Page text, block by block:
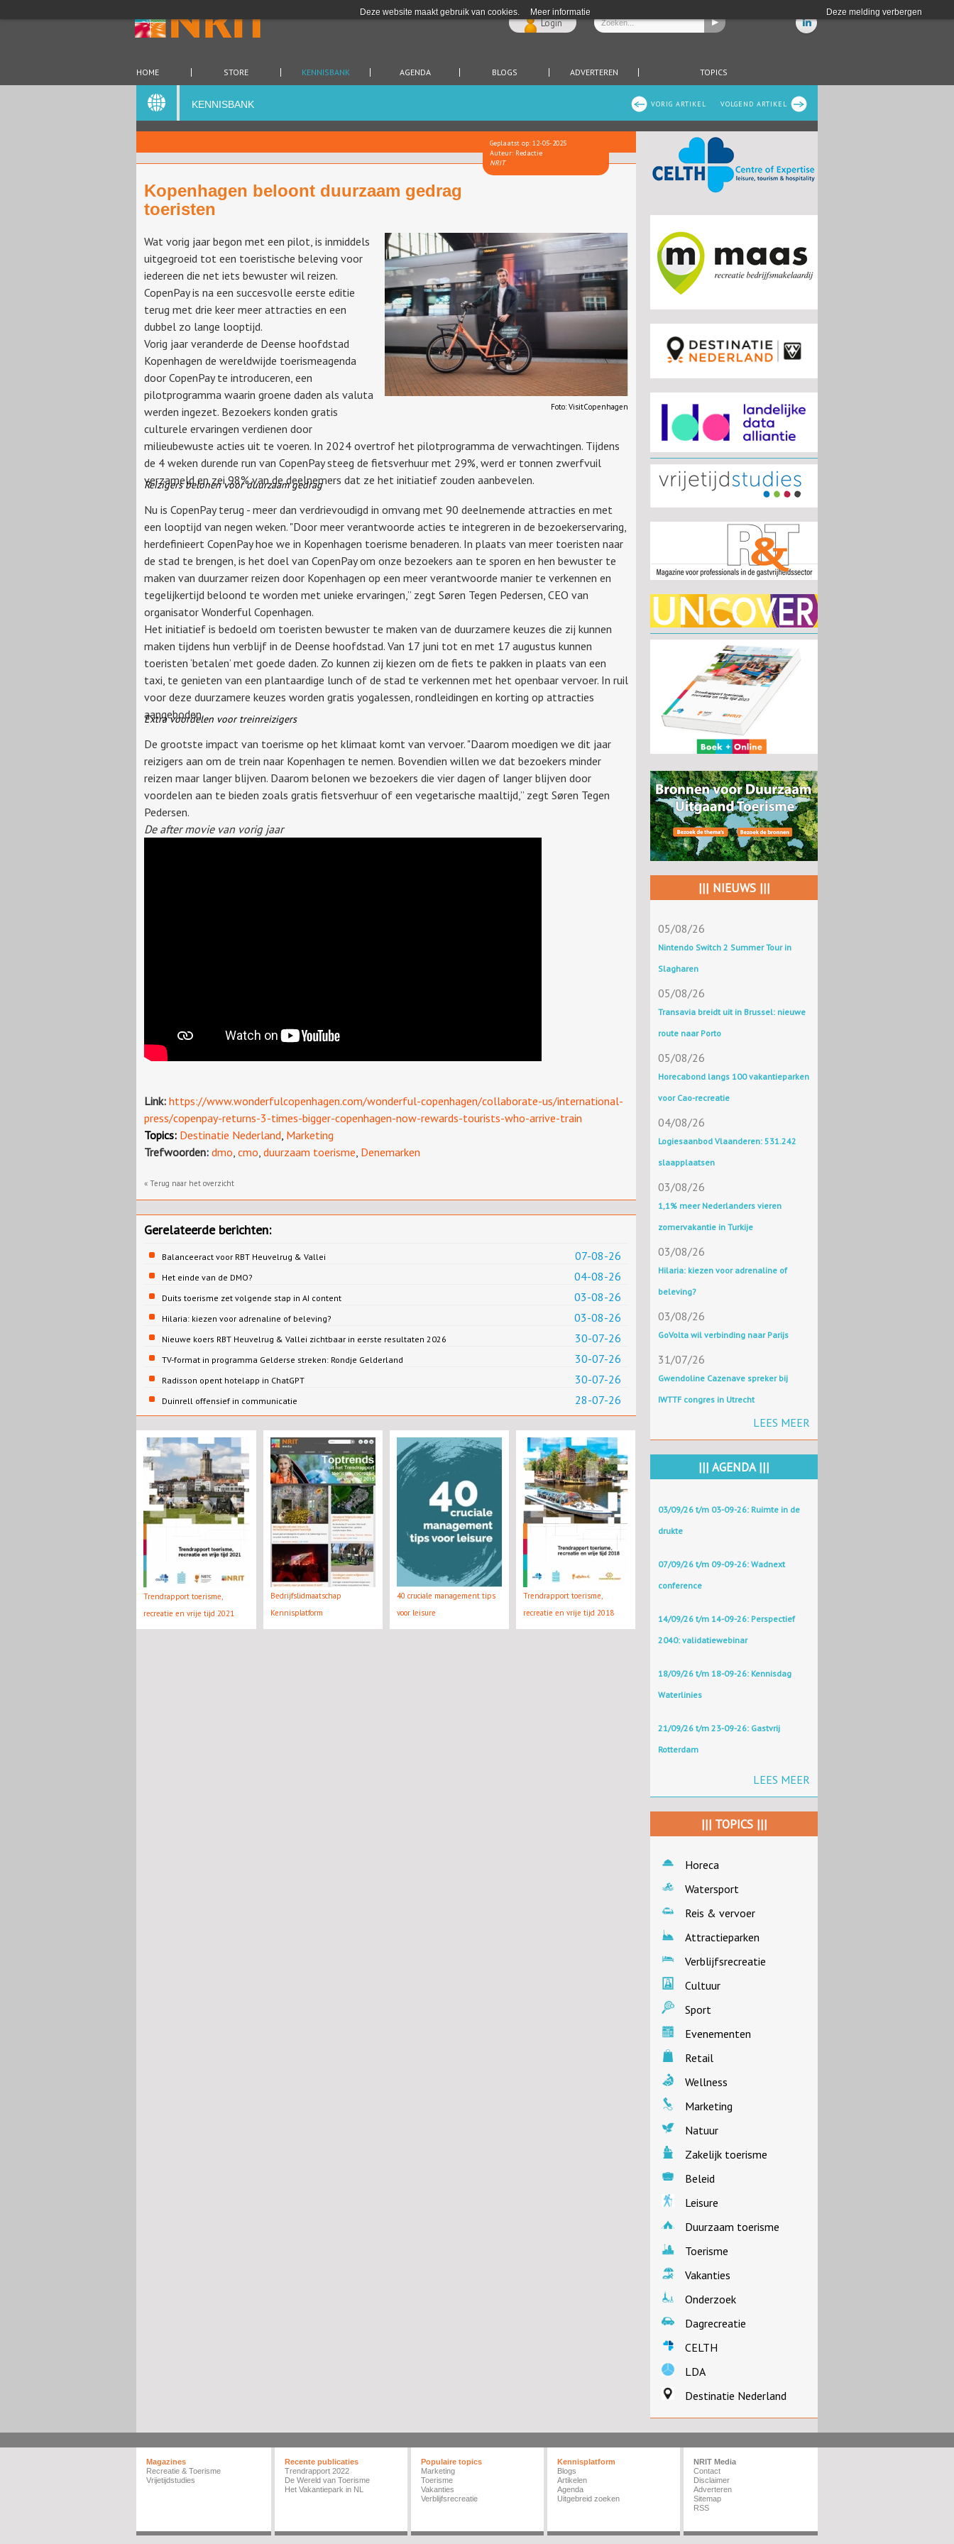
Deze website maakt gebruik van cookies. Meer informatie Deze melding verbergen
Login
HOME STORE KENNISBANK AGENDA BLOGS ADVERTEREN TOPICS
VOLGEND ARTIKEL
VORIG ARTIKEL
KENNISBANK
Geplaatst op: 12-05-2025
Auteur: Redactie
NRIT
Kopenhagen beloont duurzaam gedrag
toeristen
Foto: VisitCopenhagen
Wat vorig jaar begon met een pilot, is inmiddels
uitgegroeid tot een toeristische beleving voor
iedereen die net iets bewuster wil reizen.
CopenPay is na een succesvolle eerste editie
terug met drie keer meer attracties en een
dubbel zo lange looptijd.
Vorig jaar veranderde de Deense hoofdstad
Kopenhagen de wereldwijde toerismeagenda
door CopenPay te introduceren, een
pilotprogramma waarin groene daden als valuta
werden ingezet. Bezoekers konden gratis
culturele ervaringen verdienen door
milieubewuste acties uit te voeren. In 2024 overtrof het pilotprogramma de verwachtingen. Tijdens
de 4 weken durende run van CopenPay steeg de fietsverhuur met 29%, werd er tonnen zwerfvuil
verzameld en zei 98% van de deelnemers dat ze het initiatief zouden aanbevelen.
Reizigers belonen voor duurzaam gedrag
Nu is CopenPay terug - meer dan verdrievoudigd in omvang met 90 deelnemende attracties en met
een looptijd van negen weken. "Door meer verantwoorde acties te integreren in de bezoekerservaring,
herdefinieert CopenPay hoe we in Kopenhagen toerisme benaderen. In plaats van meer toeristen naar
de stad te brengen, is het doel van CopenPay om onze bezoekers aan te sporen en hen bewuster te
maken van duurzamer reizen door Kopenhagen op een meer verantwoorde manier te verkennen en
tegelijkertijd beloond te worden met unieke ervaringen,” zegt Søren Tegen Pedersen, CEO van
organisator Wonderful Copenhagen.
Het initiatief is bedoeld om toeristen bewuster te maken van de duurzamere keuzes die zij kunnen
maken tijdens hun verblijf in de Deense hoofdstad. Van 17 juni tot en met 17 augustus kunnen
toeristen ‘betalen’ met goede daden. Zo kunnen zij kiezen om de fiets te pakken in plaats van een
taxi, te genieten van een plantaardige lunch of de stad te verkennen met het openbaar vervoer. In ruil
voor deze duurzamere keuzes worden gratis yogalessen, rondleidingen en korting op attracties
aangeboden.
Extra voordelen voor treinreizigers
De grootste impact van toerisme op het klimaat komt van vervoer. "Daarom moedigen we dit jaar
reizigers aan om de trein naar Kopenhagen te nemen. Bovendien willen we dat bezoekers minder
reizen maar langer blijven. Daarom belonen we bezoekers die vier dagen of langer blijven door
voordelen aan te bieden zoals gratis fietsverhuur of een vegetarische maaltijd,” zegt Søren Tegen
Pedersen.
De after movie van vorig jaar
Link: https://www.wonderfulcopenhagen.com/wonderful-copenhagen/collaborate-us/international-
press/copenpay-returns-3-times-bigger-copenhagen-now-rewards-tourists-who-arrive-train
Topics: Destinatie Nederland Marketing
Trefwoorden: dmo cmo duurzaam toerisme Denemarken
« Terug naar het overzicht
Gerelateerde berichten:
07-08-26
Balanceeract voor RBT Heuvelrug & Vallei
04-08-26
Het einde van de DMO?
03-08-26
Duits toerisme zet volgende stap in AI content
03-08-26
Hilaria: kiezen voor adrenaline of beleving?
30-07-26
Nieuwe koers RBT Heuvelrug & Vallei zichtbaar in eerste resultaten 2026
30-07-26
TV-format in programma Gelderse streken: Rondje Gelderland
30-07-26
Radisson opent hotelapp in ChatGPT
28-07-26
Duinrell offensief in communicatie
Trendrapport toerisme,
recreatie en vrije tijd 2021
Bedrijfslidmaatschap
Kennisplatform
40 cruciale management tips
voor leisure
Trendrapport toerisme,
recreatie en vrije tijd 2018
||| NIEUWS |||
05/08/26
Nintendo Switch 2 Summer Tour in
Slagharen
05/08/26
Transavia breidt uit in Brussel: nieuwe
route naar Porto
05/08/26
Horecabond langs 100 vakantieparken
voor Cao-recreatie
04/08/26
Logiesaanbod Vlaanderen: 531.242
slaapplaatsen
03/08/26
1,1% meer Nederlanders vieren
zomervakantie in Turkije
03/08/26
Hilaria: kiezen voor adrenaline of
beleving?
03/08/26
GoVolta wil verbinding naar Parijs
31/07/26
Gwendoline Cazenave spreker bij
IWTTF congres in Utrecht
LEES MEER
||| AGENDA |||
03/09/26 t/m 03-09-26: Ruimte in de
drukte
07/09/26 t/m 09-09-26: Wadnext
conference
14/09/26 t/m 14-09-26: Perspectief
2040: validatiewebinar
18/09/26 t/m 18-09-26: Kennisdag
Waterlinies
21/09/26 t/m 23-09-26: Gastvrij
Rotterdam
LEES MEER
||| TOPICS |||
Horeca
Watersport
Reis & vervoer
Attractieparken
Verblijfsrecreatie
Cultuur
Sport
Evenementen
Retail
Wellness
Marketing
Natuur
Zakelijk toerisme
Beleid
Leisure
Duurzaam toerisme
Toerisme
Vakanties
Onderzoek
Dagrecreatie
CELTH
LDA
Destinatie Nederland
Magazines
Recreatie & Toerisme
Vrijetijdstudies
Recente publicaties
Trendrapport 2022
De Wereld van Toerisme
Het Vakantiepark in NL
Populaire topics
Marketing
Toerisme
Vakanties
Verblijfsrecreatie
Kennisplatform
Blogs
Artikelen
Agenda
Uitgebreid zoeken
NRIT Media
Contact
Disclaimer
Adverteren
Sitemap
RSS